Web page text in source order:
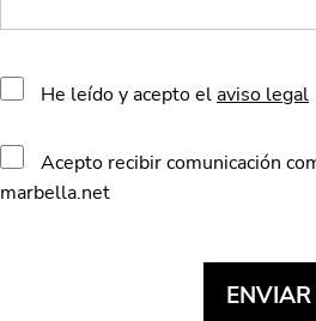
He leído y acepto elaviso legal
Acepto recibir comunicación
marbella.net